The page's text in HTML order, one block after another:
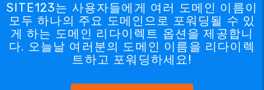
SITE123는 사용자들에게 여러 도메인 이름이
모두 하나의 주요 도메인으로 포워딩될 수 있
게 하는 도메인 리다이렉트 옵션을 제공합니
다. 오늘날 여러분의 도메인 이름을 리다이렉
트하고 포워딩하세요!